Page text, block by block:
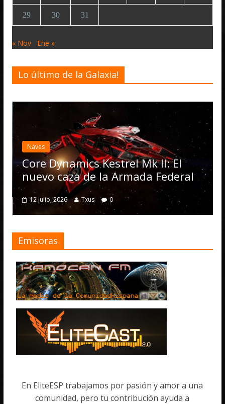
29 30 31
« Nov Ene »
Lo último de la Galaxia!
Dynamics Kestrel Mk II: El
caza de la Armada Federal
julio, 2026 Txus 0
Desarrollo
Elite
Emisoras
En EliteESP trabajamos por pasión y amor a una
comunidad, pero tu contribución ayuda a